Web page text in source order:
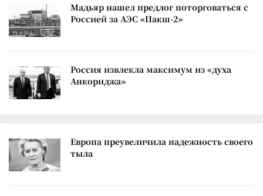
Мадьяр нашел предлог поторговаться с
Россией за АЭС «Пакш-2»
Россия извлекла максимум из «духа
Анкориджа»
Европа преувеличила надежность своего
тыла